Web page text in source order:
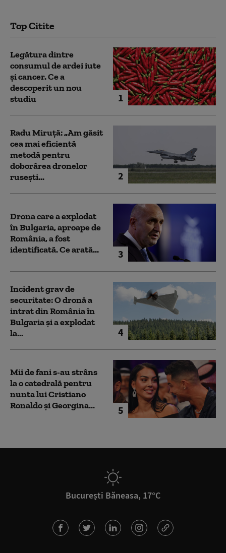
Top Citite
1
Legătura dintre
consumul de ardei iute
și cancer. Ce a
descoperit un nou
studiu
2
Radu Miruță: „Am găsit
cea mai eficientă
metodă pentru
doborârea dronelor
rusești...
3
Drona care a explodat
în Bulgaria, aproape de
România, a fost
identificată. Ce arată...
4
Incident grav de
securitate: O dronă a
intrat din România în
Bulgaria şi a explodat
la...
5
Mii de fani s-au strâns
la o catedrală pentru
nunta lui Cristiano
Ronaldo şi Georgina...
București Băneasa, 17°C